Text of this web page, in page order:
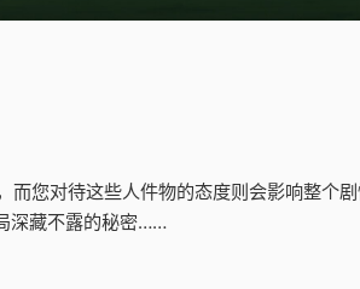
您对待这些人件物的态度则会影响整个
深藏不露的秘密……